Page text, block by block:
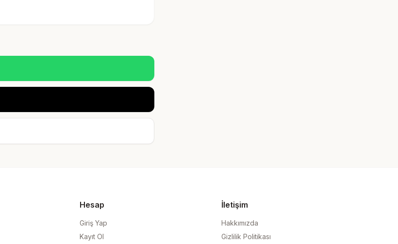
Hesap
Giriş Yap
Kayıt Ol
İletişim
Hakkımızda
Gizlilik Politikası